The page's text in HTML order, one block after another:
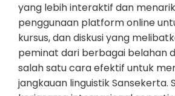
yang lebih interaktif dan
penggunaan platform online
kursus, dan diskusi yang
peminat dari berbagai belahan
salah satu cara efektif untuk
jangkauan linguistik Sansekerta.